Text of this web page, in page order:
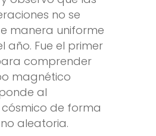
no se
manera uniforme
año. Fue el primer
comprender
magnético
al
de forma
aleatoria.